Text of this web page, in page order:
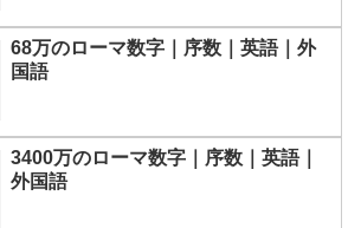
68万のローマ数字｜序数｜英語｜外
国語
3400万のローマ数字｜序数｜英語｜
外国語